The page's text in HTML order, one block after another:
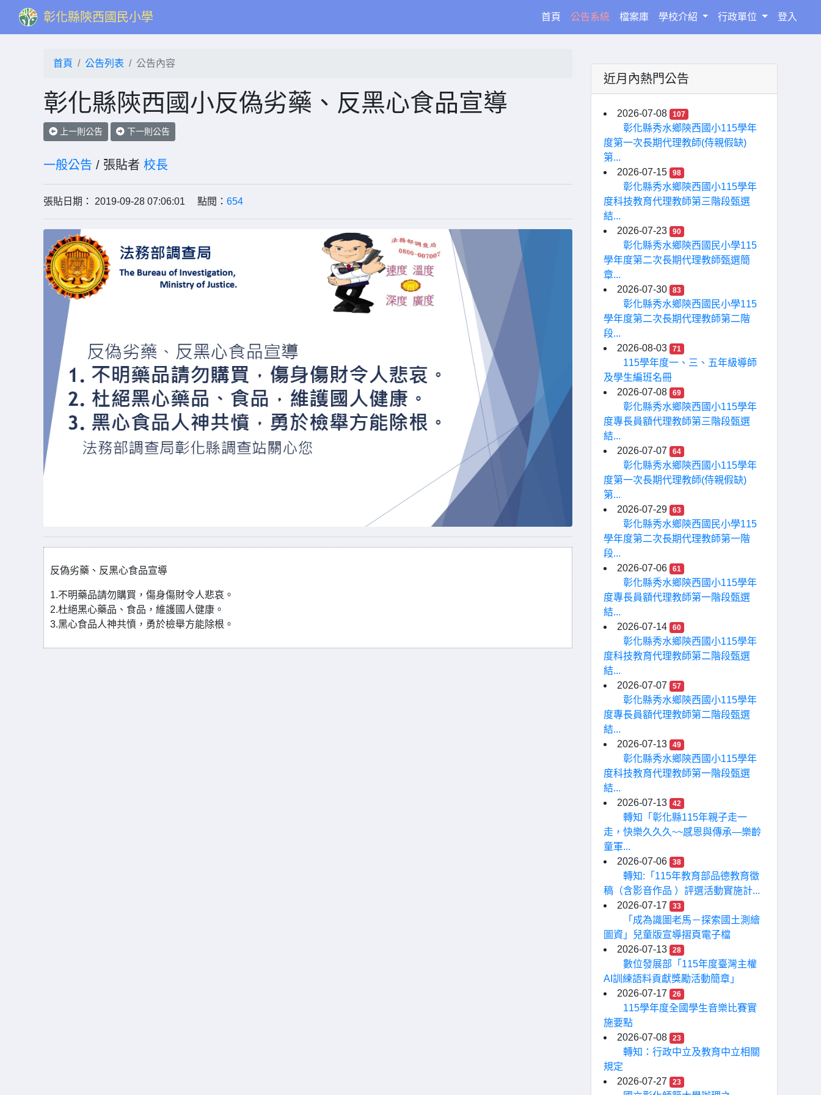
彰化縣陝西國民小學 首頁(current)
公告系統 檔案庫 學校介紹 行政單位 登入
首頁 公告列表 公告內容
彰化縣陝西國小反偽劣藥、反黑心食品宣導
上一則公告 下一則公告
一般公告 / 張貼者 校長
張貼日期： 2019-09-28 07:06:01 點閱： 654
反偽劣藥、反黑心食品宣導
1.不明藥品請勿購買，傷身傷財令人悲哀。
2.杜絕黑心藥品、食品，維護國人健康。
3.黑心食品人神共憤，勇於檢舉方能除根。
近月內熱門公告
2026-07-08 107
彰化縣秀水鄉陝西國小115學年
度第一次長期代理教師(侍親假缺)
第...
2026-07-15
98
彰化縣秀水鄉陝西國小115學年
度科技教育代理教師第三階段甄選
結...
2026-07-23
90
彰化縣秀水鄉陝西國民小學115
學年度第二次長期代理教師甄選簡
章...
2026-07-30
83
彰化縣秀水鄉陝西國民小學115
學年度第二次長期代理教師第二階
段...
2026-08-03
71
115學年度一、三、五年級導師
及學生編班名冊
2026-07-08
69
彰化縣秀水鄉陝西國小115學年
度專長員額代理教師第三階段甄選
結...
2026-07-07
64
彰化縣秀水鄉陝西國小115學年
度第一次長期代理教師(侍親假缺)
第...
2026-07-29
63
彰化縣秀水鄉陝西國民小學115
學年度第二次長期代理教師第一階
段...
2026-07-06
61
彰化縣秀水鄉陝西國小115學年
度專長員額代理教師第一階段甄選
結...
2026-07-14
60
彰化縣秀水鄉陝西國小115學年
度科技教育代理教師第二階段甄選
結...
2026-07-07
57
彰化縣秀水鄉陝西國小115學年
度專長員額代理教師第二階段甄選
結...
2026-07-13
49
彰化縣秀水鄉陝西國小115學年
度科技教育代理教師第一階段甄選
結...
2026-07-13
42
轉知「彰化縣115年親子走一
走，快樂久久久~~感恩與傳承—樂齡
童軍...
2026-07-06
38
轉知:「115年教育部品德教育徵
稿（含影音作品 ）評選活動實施計...
2026-07-17
33
「成為識圖老馬－探索國土測繪
圖資」兒童版宣導摺頁電子檔
2026-07-13
28
數位發展部「115年度臺灣主權
AI訓練語料貢獻獎勵活動簡章」
2026-07-17
26
115學年度全國學生音樂比賽實
施要點
2026-07-08
23
轉知：行政中立及教育中立相關
規定
2026-07-27
23